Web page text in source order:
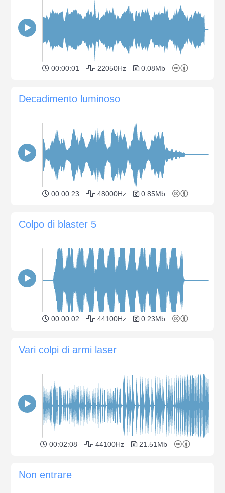
00:00:01 22050Hz 0.08Mb
Decadimento luminoso
00:00:23 48000Hz 0.85Mb
Colpo di blaster 5
00:00:02 44100Hz 0.23Mb
Vari colpi di armi laser
00:02:08 44100Hz 21.51Mb
Non entrare